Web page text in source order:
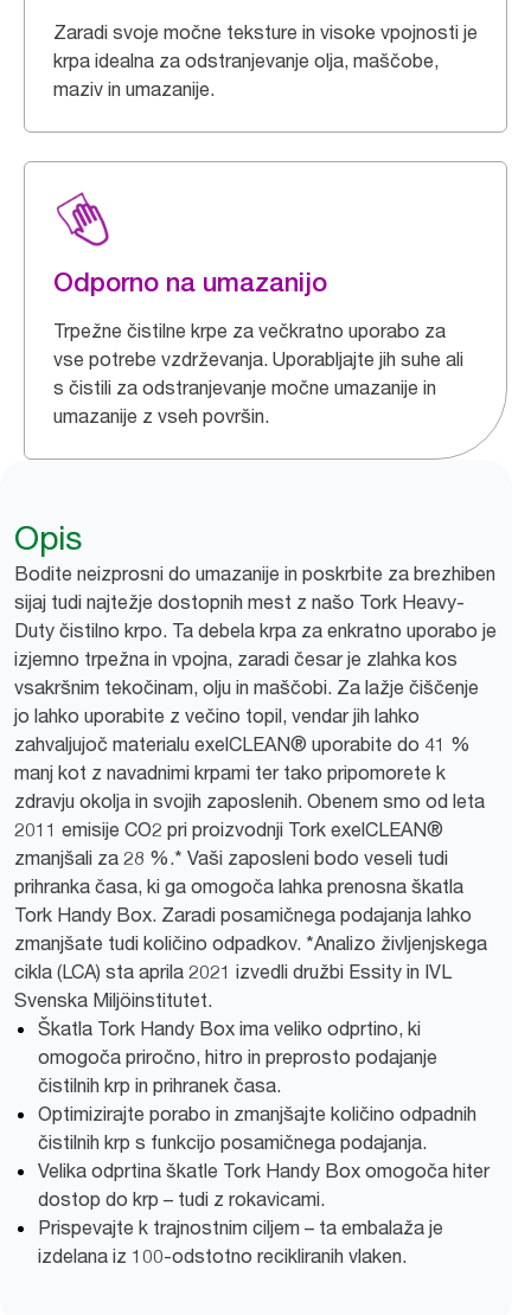
Zaradi svoje močne teksture in visoke vpojnosti je
krpa idealna za odstranjevanje olja, maščobe,
maziv in umazanije.
Odporno na umazanijo
Trpežne čistilne krpe za večkratno uporabo za
vse potrebe vzdrževanja. Uporabljajte jih suhe ali
s čistili za odstranjevanje močne umazanije in
umazanije z vseh površin.
Opis
Bodite neizprosni do umazanije in poskrbite za brezhiben
sijaj tudi najtežje dostopnih mest z našo Tork Heavy-
Duty čistilno krpo. Ta debela krpa za enkratno uporabo je
izjemno trpežna in vpojna, zaradi česar je zlahka kos
vsakršnim tekočinam, olju in maščobi. Za lažje čiščenje
jo lahko uporabite z večino topil, vendar jih lahko
zahvaljujoč materialu exelCLEAN® uporabite do 41 %
manj kot z navadnimi krpami ter tako pripomorete k
zdravju okolja in svojih zaposlenih. Obenem smo od leta
2011 emisije CO2 pri proizvodnji Tork exelCLEAN®
zmanjšali za 28 %.* Vaši zaposleni bodo veseli tudi
prihranka časa, ki ga omogoča lahka prenosna škatla
Tork Handy Box. Zaradi posamičnega podajanja lahko
zmanjšate tudi količino odpadkov. *Analizo življenjskega
cikla (LCA) sta aprila 2021 izvedli družbi Essity in IVL
Svenska Miljöinstitutet.
Škatla Tork Handy Box ima veliko odprtino, ki
omogoča priročno, hitro in preprosto podajanje
čistilnih krp in prihranek časa.
Optimizirajte porabo in zmanjšajte količino odpadnih
čistilnih krp s funkcijo posamičnega podajanja.
Velika odprtina škatle Tork Handy Box omogoča hiter
dostop do krp – tudi z rokavicami.
Prispevajte k trajnostnim ciljem – ta embalaža je
izdelana iz 100-odstotno recikliranih vlaken.